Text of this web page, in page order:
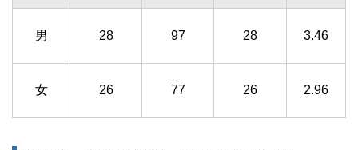
男 28 97 28 3.46
女 26 77 26 2.96